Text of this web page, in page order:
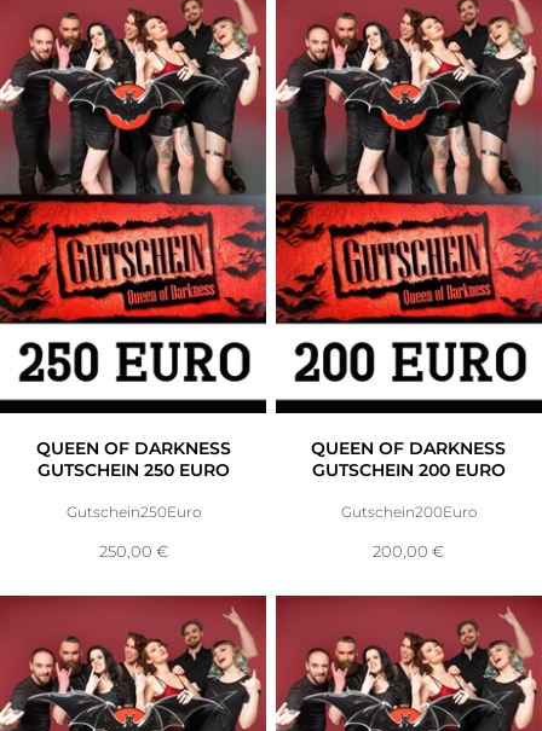
Accessoires
Sale
Gutscheine
QUEEN OF DARKNESS
GUTSCHEIN 250 EURO
Gutschein250Euro
250,00 €
QUEEN OF DARKNESS
GUTSCHEIN 200 EURO
Gutschein200Euro
200,00 €